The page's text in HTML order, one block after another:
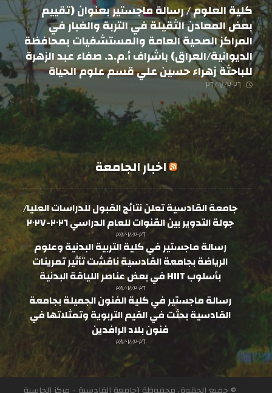
كلية العلوم / رسالة ماجستير بعنوان (تقييم
بعض المعادن الثقيلة في التربة والغبار في
المراكز الصحية العامة والمستشفيات بمحافظة
الديوانية/العراق) باشراف أ.م.د. صفاء عبد الزهرة
للباحثة زهراء حسين علي قسم علوم الحياة
٢٦/٠٧/٢٠٢٦
اخبار الجامعة
جامعة القادسية تعلن نتائج القبول للدراسات العليا/
جولة التدوير بين القنوات للعام الدراسي ٢٠٢٦-٢٠٢٧
٣١/٠٧/٢٠٢٦
رسالة ماجستير في كلية التربية البدنية وعلوم
الرياضة بجامعة القادسية ناقشت تأثير تمرينات
بأسلوب HIIT في بعض عناصر اللياقة البدنية
٢٨/٠٧/٢٠٢٦
رسالة ماجستير في كلية الفنون الجميلة بجامعة
القادسية بحثت في القيم التربوية وتمثلاتها في
فنون بلاد الرافدين
٢٨/٠٧/٢٠٢٦